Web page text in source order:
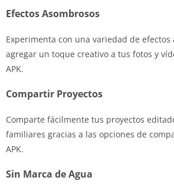
Efectos Asombrosos
Experimenta con una variedad de efectos
agregar un toque creativo a tus fotos y
APK.
Compartir Proyectos
Comparte fácilmente tus proyectos
familiares gracias a las opciones de
APK.
Sin Marca de Agua